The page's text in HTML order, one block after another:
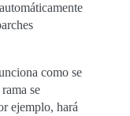
como se
se
ejemplo, hará